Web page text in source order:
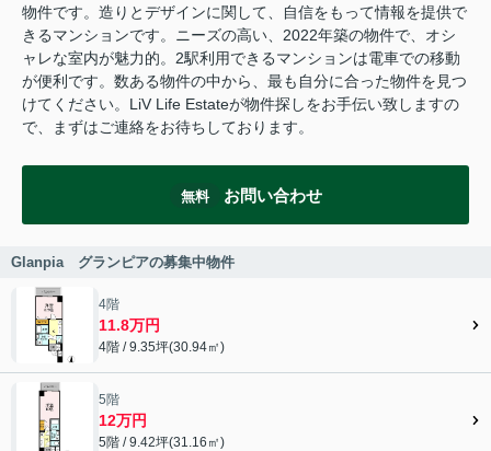
物件です。造りとデザインに関して、自信をもって情報を提供で
きるマンションです。ニーズの高い、2022年築の物件で、オシ
ャレな室内が魅力的。2駅利用できるマンションは電車での移動
が便利です。数ある物件の中から、最も自分に合った物件を見つ
けてください。LiV Life Estateが物件探しをお手伝い致しますの
で、まずはご連絡をお待ちしております。
無料 お問い合わせ
Glanpia グランピアの募集中物件
4階
11.8万円
4階 / 9.35坪(30.94㎡)
5階
12万円
5階 / 9.42坪(31.16㎡)